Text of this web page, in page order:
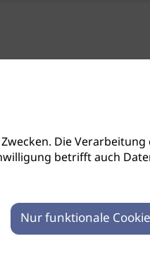
Die
betrifft auch
Nur funktionale